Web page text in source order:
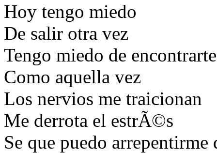
Hoy tengo miedo
De salir otra vez
Tengo miedo de encontrarte
Como aquella vez
Los nervios me traicionan
Me derrota el estrÃ©s
Se que puedo